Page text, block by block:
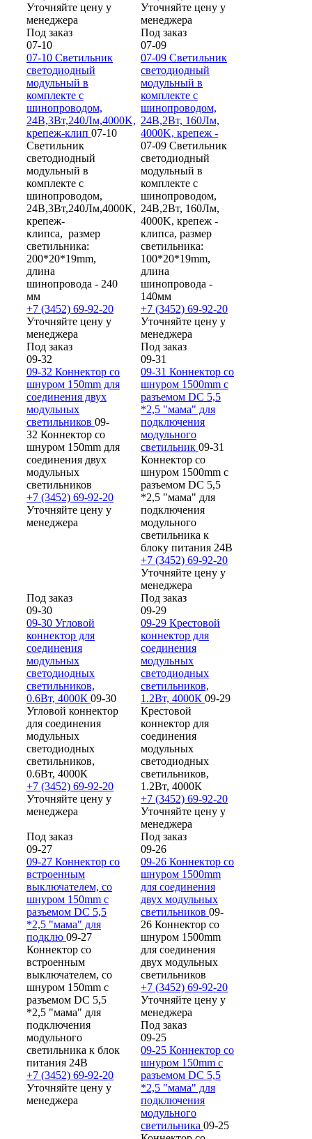
Уточняйте цену у
менеджера
Уточняйте цену у
менеджера
Под заказ
07-10
07-10 Светильник
светодиодный
модульный в
комплекте с
шинопроводом,
24В,3Вт,240Лм,4000K,
крепеж-клип 07-10
Светильник
светодиодный
модульный в
комплекте с
шинопроводом,
24В,3Вт,240Лм,4000K,
крепеж-
клипса, размер
светильника:
200*20*19mm,
длина
шинопровода - 240
мм
+7 (3452) 69-92-20
Уточняйте цену у
менеджера
Под заказ
07-09
07-09 Светильник
светодиодный
модульный в
комплекте с
шинопроводом,
24В,2Вт, 160Лм,
4000K, крепеж -
07-09 Светильник
светодиодный
модульный в
комплекте с
шинопроводом,
24В,2Вт, 160Лм,
4000K, крепеж -
клипса, размер
светильника:
100*20*19mm,
длина
шинопровода -
140мм
+7 (3452) 69-92-20
Уточняйте цену у
менеджера
Под заказ
09-32
09-32 Коннектор со
шнуром 150mm для
соединения двух
модульных
светильников 09-
32 Коннектор со
шнуром 150mm для
соединения двух
модульных
светильников
+7 (3452) 69-92-20
Уточняйте цену у
менеджера
Под заказ
09-31
09-31 Коннектор со
шнуром 1500mm с
разъемом DC 5,5
*2,5 "мама" для
подключения
модульного
светильник 09-31
Коннектор со
шнуром 1500mm с
разъемом DC 5,5
*2,5 "мама" для
подключения
модульного
светильника к
блоку питания 24В
+7 (3452) 69-92-20
Уточняйте цену у
менеджера
Под заказ
09-30
09-30 Угловой
коннектор для
соединения
модульных
светодиодных
светильников,
0.6Вт, 4000К 09-30
Угловой коннектор
для соединения
модульных
светодиодных
светильников,
0.6Вт, 4000К
+7 (3452) 69-92-20
Уточняйте цену у
менеджера
Под заказ
09-29
09-29 Крестовой
коннектор для
соединения
модульных
светодиодных
светильников,
1.2Вт, 4000К 09-29
Крестовой
коннектор для
соединения
модульных
светодиодных
светильников,
1.2Вт, 4000К
+7 (3452) 69-92-20
Уточняйте цену у
менеджера
Под заказ
09-27
09-27 Коннектор со
встроенным
выключателем, со
шнуром 150mm с
разъемом DC 5,5
*2,5 "мама" для
подклю 09-27
Коннектор со
встроенным
выключателем, со
шнуром 150mm с
разъемом DC 5,5
*2,5 "мама" для
подключения
модульного
светильника к блок
питания 24В
+7 (3452) 69-92-20
Уточняйте цену у
менеджера
Под заказ
09-26
09-26 Коннектор со
шнуром 1500mm
для соединения
двух модульных
светильников 09-
26 Коннектор со
шнуром 1500mm
для соединения
двух модульных
светильников
+7 (3452) 69-92-20
Уточняйте цену у
менеджера
Под заказ
09-25
09-25 Коннектор со
шнуром 150mm с
разъемом DC 5,5
*2,5 "мама" для
подключения
модульного
светильника 09-25